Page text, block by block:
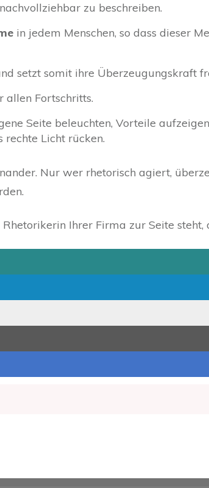
zu beschreiben.
in jedem Menschen, so dass dieser
setzt somit ihre Überzeugungskraft
allen Fortschritts.
Seite beleuchten, Vorteile
Licht rücken.
Nur wer rhetorisch agiert,
Ihrer Firma zur Seite steht,